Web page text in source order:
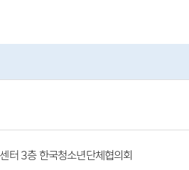
터 3층 한국청소년단체협의회